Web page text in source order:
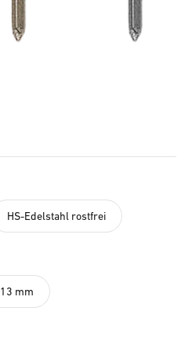
HS-Edelstahl rostfrei
13 mm